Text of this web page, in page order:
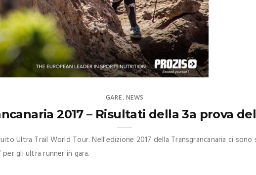
GARE,NEWS
2017 – Risultati della 3a prova
Ultra Trail World Tour. Nell'edizione 2017 della Transgrancanaria ci
per gli ultra runner in gara.